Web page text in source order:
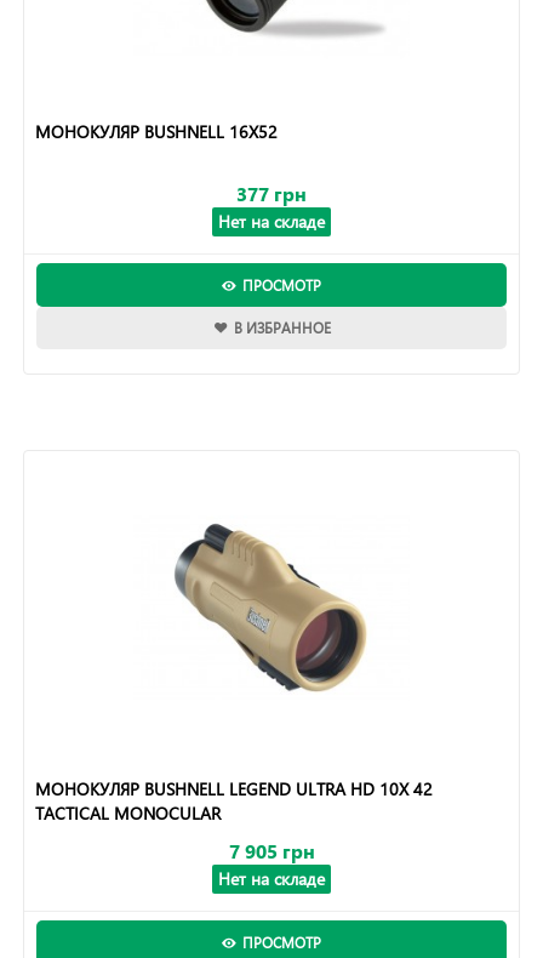
МОНОКУЛЯР BUSHNELL 16X52
377 грн
Нет на складе
ПРОСМОТР
В ИЗБРАННОЕ
МОНОКУЛЯР BUSHNELL LEGEND ULTRA HD 10X 42
TACTICAL MONOCULAR
7 905 грн
Нет на складе
ПРОСМОТР